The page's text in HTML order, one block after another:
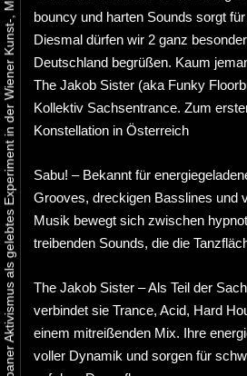
Urbaner Aktivismus als gelebtes Experiment in der Wiener Kunst-, Musik und Clubszene
bouncy und harten Sounds sorgt
Diesmal dürfen wir 2 ganz
Deutschland begrüßen. Kaum
The Jakob Sister (aka Funky
Kollektiv Sachsentrance. Zum
Konstellation in Österreich
Sabu! – Bekannt für
Grooves, dreckigen Basslines und
Musik bewegt sich zwischen
treibenden Sounds, die die
The Jakob Sister – Als Teil der
verbindet sie Trance, Acid, Hard
einem mitreißenden Mix. Ihre
voller Dynamik und sorgen für